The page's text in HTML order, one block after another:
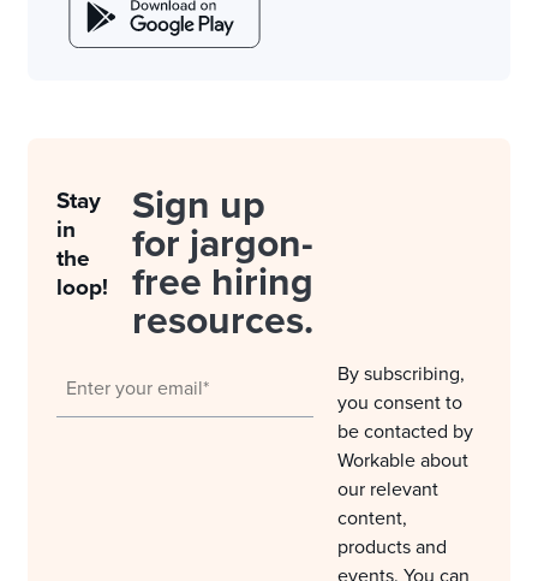
Stay
in
the
loop!
Sign up
for jargon-
free hiring
resources.
By subscribing,
you consent to
be contacted by
Workable about
our relevant
content,
products and